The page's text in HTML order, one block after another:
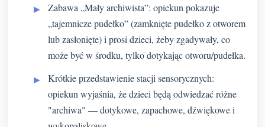
Zabawa „Mały archiwista”: opiekun pokazuje
„tajemnicze pudełko” (zamknięte pudełko z otworem
lub zasłonięte) i prosi dzieci, żeby zgadywały, co
może być w środku, tylko dotykając otworu/pudełka.
Krótkie przedstawienie stacji sensorycznych:
opiekun wyjaśnia, że dzieci będą odwiedzać różne
"archiwa" — dotykowe, zapachowe, dźwiękowe i